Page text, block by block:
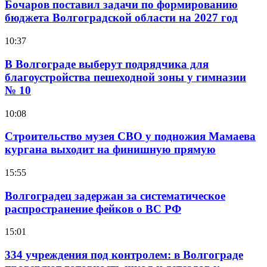
Бочаров поставил задачи по формированию
бюджета Волгоградской области на 2027 год
10:37
В Волгограде выберут подрядчика для
благоустройства пешеходной зоны у гимназии
№ 10
10:08
Строительство музея СВО у подножия Мамаева
кургана выходит на финишную прямую
15:55
Волгоградец задержан за систематическое
распространение фейков о ВС РФ
15:01
334 учреждения под контролем: в Волгограде